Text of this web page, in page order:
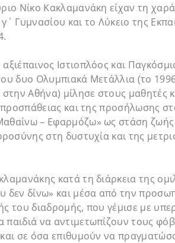
Νίκο Κακλαμανάκη είχαν τη
Γυμνασίου και το Λύκειο της
Ιστιοπλόος και
δυο Ολυμπιακά Μετάλλια (το
Αθήνα) μίλησε στους μαθητές
και της προσήλωσης
– Εφαρμόζω» ως στάση ζωής
στη δυστυχία και της
κατά τη διάρκεια της
δίνω» και μέσα από την
του διαδρομής, που γέμισε με
να αντιμετωπίζουν τους
σε όσα επιθυμούν να